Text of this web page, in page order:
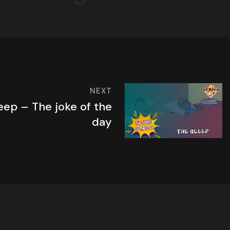
NEXT
– The joke of the
day